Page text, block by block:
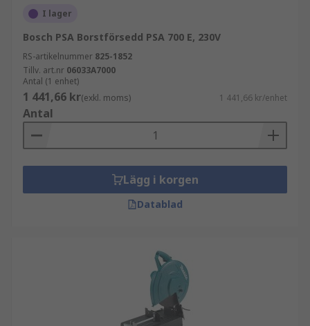
I lager
Bosch PSA Borstförsedd PSA 700 E, 230V
RS-artikelnummer 825-1852
Tillv. art.nr 06033A7000
Antal (1 enhet)
1 441,66 kr(exkl. moms) 1 441,66 kr/enhet
Antal
Lägg i korgen
Datablad